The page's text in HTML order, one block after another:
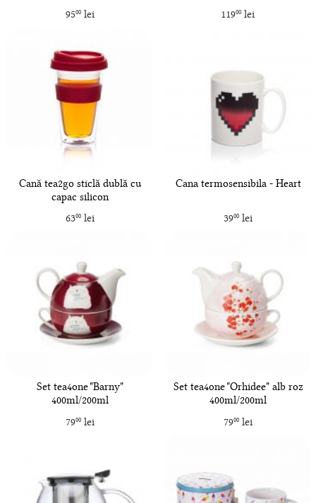
9500lei
11900 lei
Cană tea2go sticlă dublă cu
capac silicon
6300lei
Cana termosensibila - Heart
3900lei
Set tea4one "Barny"
400ml/200ml
7900lei
Set tea4one "Orhidee" alb roz
400ml/200ml
7900lei